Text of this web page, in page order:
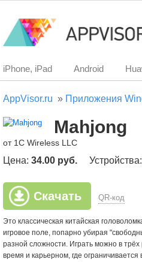
iPhone, iPad Android
AppVisor.ru » Приложения
Mahjong
от 1C Wireless LLC
Цена: 34.00 руб. Устройства:
Скачать QR-код
Это классическая китайская
игровое поле, попарно убирая
разной сложности. Играть можно в
время и карьерном, где